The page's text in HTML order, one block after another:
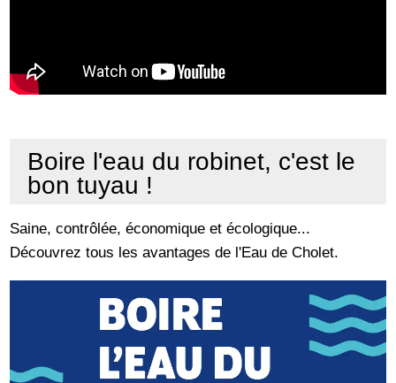
Boire l'eau du robinet, c'est le
bon tuyau !
Saine, contrôlée, économique et écologique...
Découvrez tous les avantages de l'Eau de Cholet.